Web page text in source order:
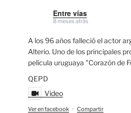
Entre vías
8 meses atrás
A los 96 años falleció el actor
Alterio. Uno de los principales
película uruguaya "Corazón de
QEPD
Video
Ver en facebook · Compartir